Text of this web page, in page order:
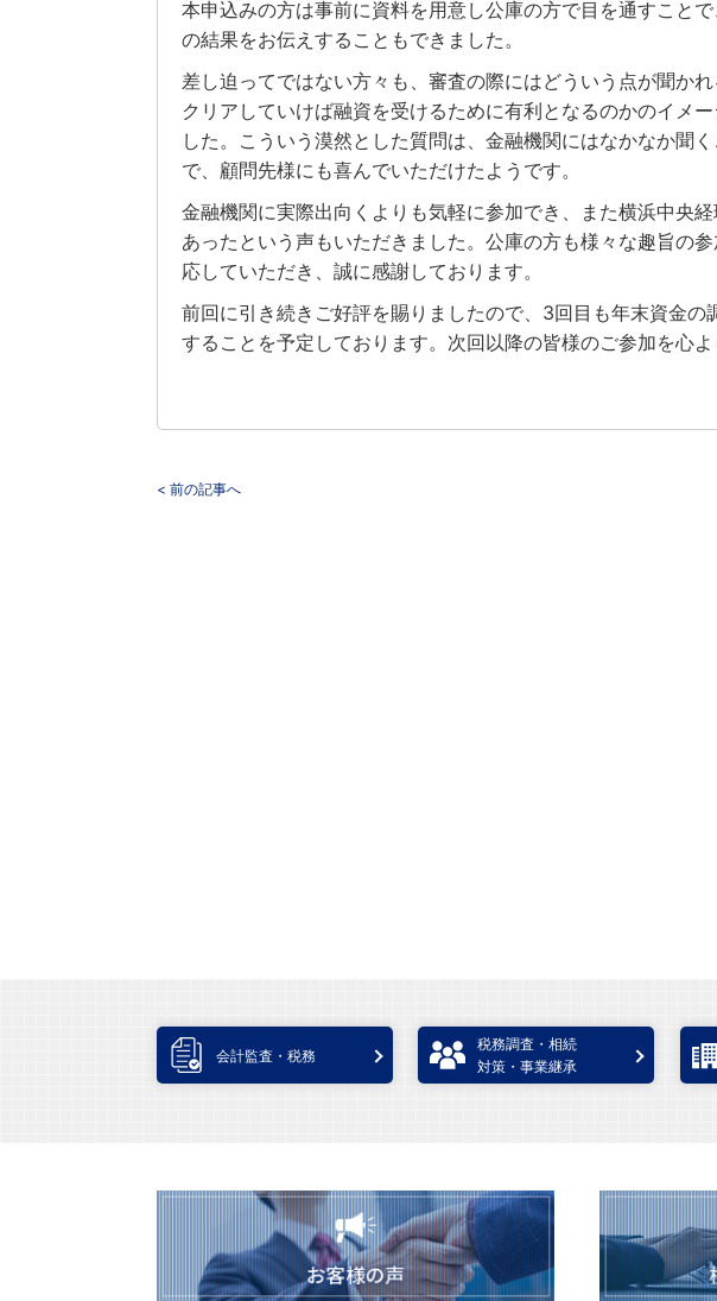
本申込みの方は事前に資料を用意し公庫の方で目を通すこと
の結果をお伝えすることもできました。
差し迫ってではない方々も、審査の際にはどういう点が聞か
クリアしていけば融資を受けるために有利となるのかのイメ
した。こういう漠然とした質問は、金融機関にはなかなか聞
で、顧問先様にも喜んでいただけたようです。
金融機関に実際出向くよりも気軽に参加でき、また横浜中央
あったという声もいただきました。公庫の方も様々な趣旨の
応していただき、誠に感謝しております。
前回に引き続きご好評を賜りましたので、3回目も年末資金の
することを予定しております。次回以降の皆様のご参加を心よ
< 前の記事へ
会計監査・税務
税務調査・相続
対策・事業継承